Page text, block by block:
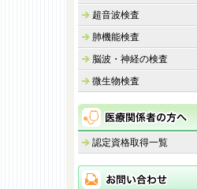
超音波検査
肺機能検査
脳波・神経の検査
微生物検査
認定資格取得一覧